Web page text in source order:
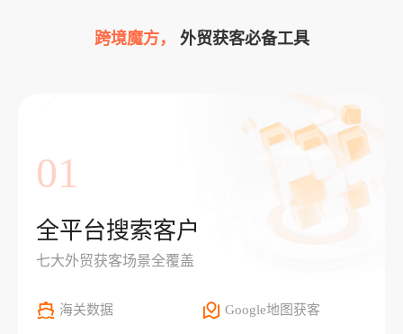
跨境魔方， 外贸获客必备工具
01
全平台搜索客户
七大外贸获客场景全覆盖
海关数据 Google地图获客